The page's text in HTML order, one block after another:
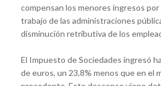
compensan los menores ingresos
trabajo de las administraciones
disminución retributiva de los
El Impuesto de Sociedades ingresó
de euros, un 23,8% menos que en el